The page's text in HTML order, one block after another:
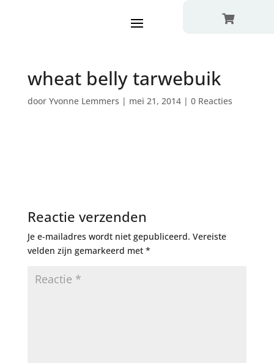

wheat belly tarwebuik
door Yvonne Lemmers | mei 21, 2014| 0 Reacties
Reactie verzenden
Je e-mailadres wordt niet gepubliceerd. Vereiste
velden zijn gemarkeerd met *